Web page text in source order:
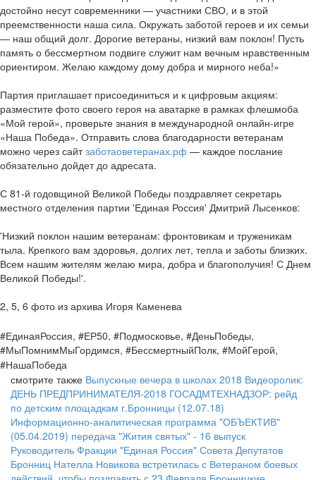
достойно несут современники — участники СВО, и в этой
преемственности наша сила. Окружать заботой героев и их семьи
— наш общий долг. Дорогие ветераны, низкий вам поклон! Пусть
память о бессмертном подвиге служит нам вечным нравственным
ориентиром. Желаю каждому дому добра и мирного неба!»
Партия приглашает присоединиться и к цифровым акциям:
разместите фото своего героя на аватарке в рамках флешмоба
«Мой герой», проверьте знания в международной онлайн-игре
«Наша Победа». Отправить слова благодарности ветеранам
можно через сайтзаботаоветеранах.рф — каждое послание
обязательно дойдет до адресата.
С 81-й годовщиной Великой Победы поздравляет секретарь
местного отделения партии 'Единая Россия' Дмитрий Лысенков:
'Низкий поклон нашим ветеранам: фронтовикам и труженикам
тыла. Крепкого вам здоровья, долгих лет, тепла и заботы близких.
Всем нашим жителям желаю мира, добра и благополучия! С Днем
Великой Победы!'.
2, 5, 6 фото из архива Игоря Каменева
#ЕдинаяРоссия, #ЕР50, #Подмосковье, #ДеньПобеды,
#МыПомнимМыГордимся, #БессмертныйПолк, #МойГерой,
#НашаПобеда
смотрите также Выпускные вечера в школах 2018 Видеоролик:
ДЕНЬ ПРЕДПРИНИМАТЕЛЯ-2018 ГОСАДМТЕХНАДЗОР: рейд
по детским площадкам г.Бронницы (12.07.18)
Информационно-аналитическая программа "ОБЪЕКТИВ"
(05.04.2019) передача "Жития святых" - 16 выпуск
Руководитель Фракции "Единая Россия" Совета Депутатов
Бронниц Нателла Новикова встретилась с Ветераном боевых